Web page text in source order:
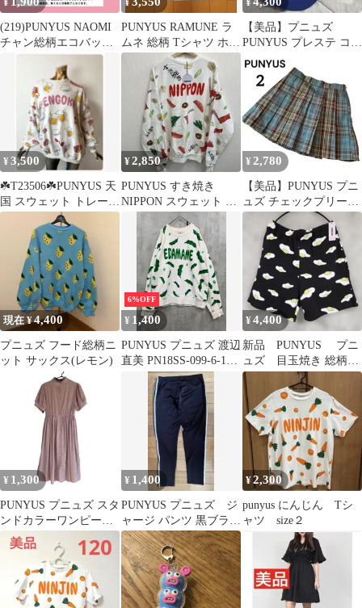
¥
(219)PUNYUS NAOMI
チャン総柄エコバッグ
¥
PUNYUS RAMUNE ラ
ムネ 総柄 Tシャツ ホワ
イト
¥
【美品】プニュズ
PUNYUS プレステ コラ
ボ ロゴ刺繍キャップ
¥3,500
☘️T23506☘️PUNYUS 天
国 スウェット トレーナ
ー 3
¥2,850
PUNYUS すき焼き
NIPPON スウェット ト
レーナー 美品 未使
¥ 2,780
【美品】PUNYUS プニ
ュズ チェックプリーツ
スカート グリーン系 サ
イズ2
現在 ¥4,400
プニュズ フード総柄ニ
ット サックス(レモン)
6%OFF
¥ 1,400
PUNYUS プニュズ 渡辺
直美 PN18SS-099-6-15
枝豆 スウェット size2/
緑 ■■ レディース
¥4,400
新品 PUNYUS プニ
ュズ 目玉焼き 総柄ス
ウェットショーパン
大きいサイズ
¥ 1,300
PUNYUS プニュズ スタ
ンドカラーワンピース
ベージュ サイズ1 半袖
¥ 1,400
PUNYUS プニュズ ジ
ャージ パンツ 黒ブラッ
ク サイズ3 XL
¥2,300
punyus にんじん Tシ
ャツ size２